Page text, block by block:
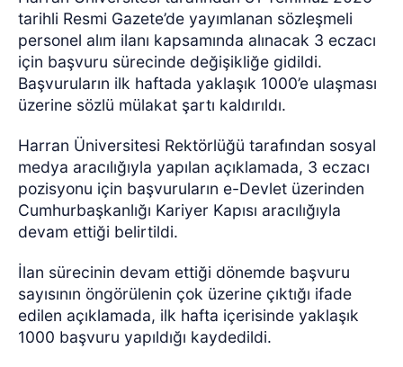
tarihli Resmi Gazete’de yayımlanan sözleşmeli
personel alım ilanı kapsamında alınacak 3 eczacı
için başvuru sürecinde değişikliğe gidildi.
Başvuruların ilk haftada yaklaşık 1000’e ulaşması
üzerine sözlü mülakat şartı kaldırıldı.
Harran Üniversitesi Rektörlüğü tarafından sosyal
medya aracılığıyla yapılan açıklamada, 3 eczacı
pozisyonu için başvuruların e-Devlet üzerinden
Cumhurbaşkanlığı Kariyer Kapısı aracılığıyla
devam ettiği belirtildi.
İlan sürecinin devam ettiği dönemde başvuru
sayısının öngörülenin çok üzerine çıktığı ifade
edilen açıklamada, ilk hafta içerisinde yaklaşık
1000 başvuru yapıldığı kaydedildi.